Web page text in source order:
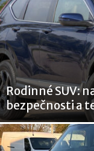
Rodinné SUV:
bezpečnosti a